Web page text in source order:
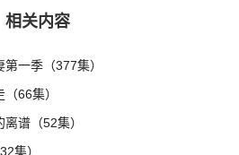
相关内容
一季（377集）
66集）
谱（52集）
集）